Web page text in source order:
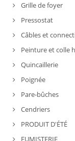
EXTRAFLAME
Grille de foyer
Pressostat
Câbles et
Peinture et colle
Quincaillerie
Poignée
Pare-bûches
Cendriers
PRODUIT D'ÉTÉ
FUMISTERIE